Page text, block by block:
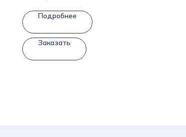
Подробнее
Заказать